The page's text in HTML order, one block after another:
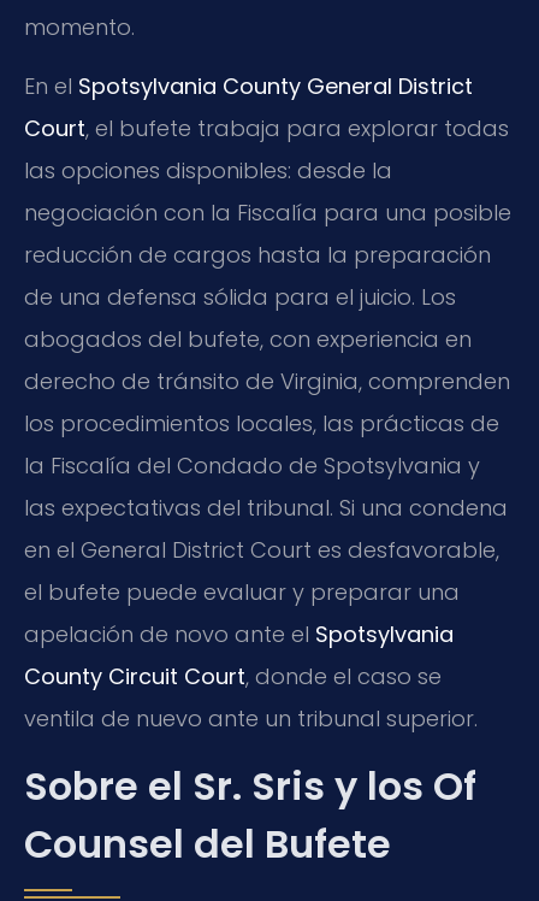
momento.
En el Spotsylvania County General District
Court, el bufete trabaja para explorar todas
las opciones disponibles: desde la
negociación con la Fiscalía para una posible
reducción de cargos hasta la preparación
de una defensa sólida para el juicio. Los
abogados del bufete, con experiencia en
derecho de tránsito de Virginia, comprenden
los procedimientos locales, las prácticas de
la Fiscalía del Condado de Spotsylvania y
las expectativas del tribunal. Si una condena
en el General District Court es desfavorable,
el bufete puede evaluar y preparar una
apelación de novo ante el Spotsylvania
County Circuit Court, donde el caso se
ventila de nuevo ante un tribunal superior.
Sobre el Sr. Sris y los Of
Counsel del Bufete